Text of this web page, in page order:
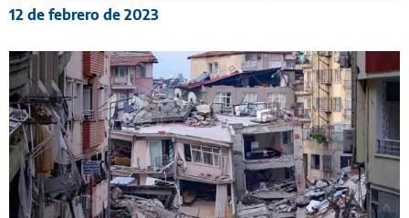
12 de febrero de 2023